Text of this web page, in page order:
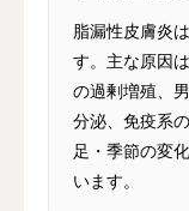
脂漏性皮膚炎
す。主な原因
の過剰増殖、
分泌、免疫系
足・季節の変
います。